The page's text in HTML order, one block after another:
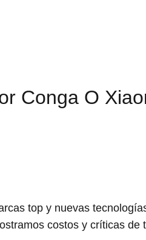
Conga O
top y nuevas
costos y críticas